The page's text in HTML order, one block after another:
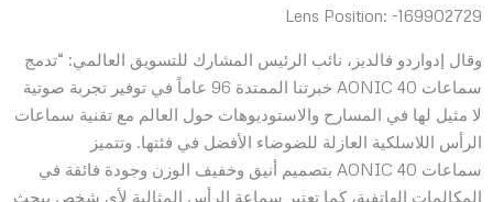
Lens Position: -169902729
وقال إدواردو فالديز، نائب الرئيس المشارك للتسويق العالمي: “تدمج
سماعات AONIC 40 خبرتنا الممتدة 96 عاماً في توفير تجربة صوتية
لا مثيل لها في المسارح والاستوديوهات حول العالم مع تقنية سماعات
الرأس اللاسلكية العازلة للضوضاء الأفضل في فئتها. وتتميز
سماعات AONIC 40 بتصميم أنيق وخفيف الوزن وجودة فائقة في
المكالمات الهاتفية، كما تعتبر سماعة الرأس المثالية لأي شخص يبحث